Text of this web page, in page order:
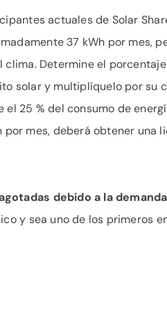
actuales de Solar
37 kWh por mes,
clima. Determine el
solar y multiplíquelo por su
el 25 % del consumo de
mes, deberá obtener una
debido a la
y sea uno de los primeros